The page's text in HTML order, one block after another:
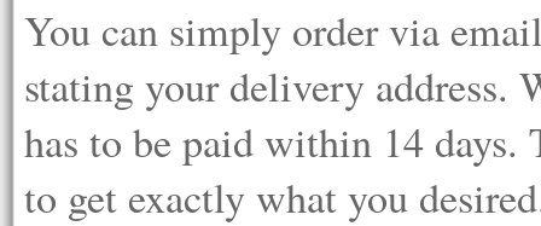
You can simply order via
stating your delivery address.
has to be paid within 14 days.
to get exactly what you